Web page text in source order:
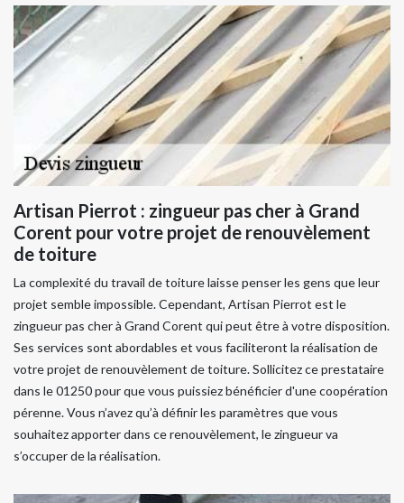
Artisan Pierrot : zingueur pas cher à Grand
Corent pour votre projet de renouvèlement
de toiture
La complexité du travail de toiture laisse penser les gens que leur
projet semble impossible. Cependant, Artisan Pierrot est le
zingueur pas cher à Grand Corent qui peut être à votre disposition.
Ses services sont abordables et vous faciliteront la réalisation de
votre projet de renouvèlement de toiture. Sollicitez ce prestataire
dans le 01250 pour que vous puissiez bénéficier d'une coopération
pérenne. Vous n’avez qu’à définir les paramètres que vous
souhaitez apporter dans ce renouvèlement, le zingueur va
s’occuper de la réalisation.